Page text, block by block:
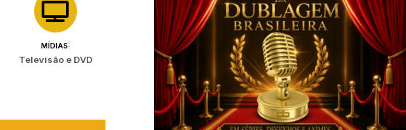
MÍDIAS:
Televisão e DVD